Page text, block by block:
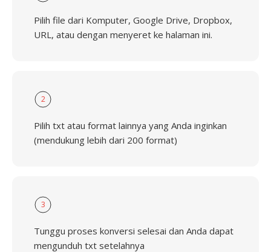
Pilih file dari Komputer, Google Drive, Dropbox,
URL, atau dengan menyeret ke halaman ini.
2
Pilih txt atau format lainnya yang Anda inginkan
(mendukung lebih dari 200 format)
3
Tunggu proses konversi selesai dan Anda dapat
mengunduh txt setelahnya